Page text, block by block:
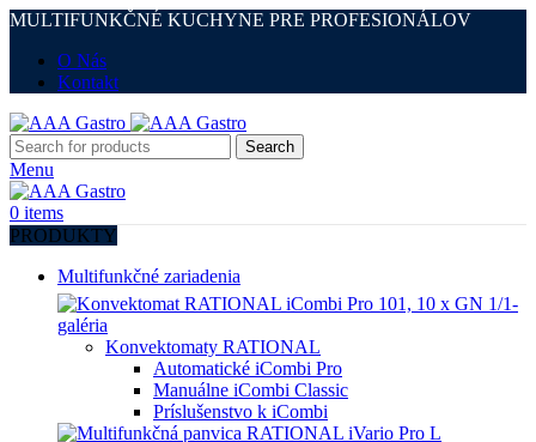
MULTIFUNKČNÉ KUCHYNE PRE PROFESIONÁLOV
O Nás
Kontakt
Search
Menu
0 items
PRODUKTY
Multifunkčné zariadenia
Konvektomaty RATIONAL
Automatické iCombi Pro
Manuálne iCombi Classic
Príslušenstvo k iCombi